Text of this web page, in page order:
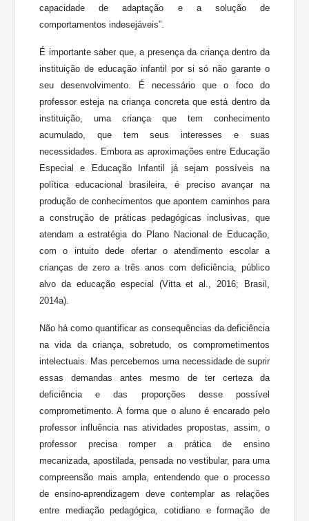
capacidade de adaptação e a solução de
comportamentos indesejáveis”.
É importante saber que, a presença da criança dentro da
instituição de educação infantil por si só não garante o
seu desenvolvimento. É necessário que o foco do
professor esteja na criança concreta que está dentro da
instituição, uma criança que tem conhecimento
acumulado, que tem seus interesses e suas
necessidades. Embora as aproximações entre Educação
Especial e Educação Infantil já sejam possíveis na
política educacional brasileira, é preciso avançar na
produção de conhecimentos que apontem caminhos para
a construção de práticas pedagógicas inclusivas, que
atendam a estratégia do Plano Nacional de Educação,
com o intuito dede ofertar o atendimento escolar a
crianças de zero a três anos com deficiência, público
alvo da educação especial (Vitta et al., 2016; Brasil,
2014a).
Não há como quantificar as consequências da deficiência
na vida da criança, sobretudo, os comprometimentos
intelectuais. Mas percebemos uma necessidade de suprir
essas demandas antes mesmo de ter certeza da
deficiência e das proporções desse possível
comprometimento. A forma que o aluno é encarado pelo
professor influência nas atividades propostas, assim, o
professor precisa romper a prática de ensino
mecanizada, apostilada, pensada no vestibular, para uma
compreensão mais ampla, entendendo que o processo
de ensino-aprendizagem deve contemplar as relações
entre mediação pedagógica, cotidiano e formação de